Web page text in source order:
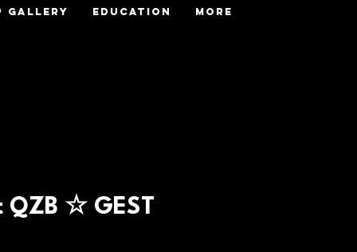
GALLERY EDUCATION More
QZB ☆ GEST